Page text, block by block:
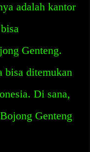
adalah kantor
Genteng.
bisa ditemukan
Di sana,
Genteng